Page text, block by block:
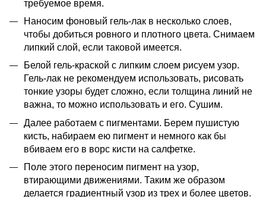
требуемое время.
Наносим фоновый гель-лак в несколько слоев,
чтобы добиться ровного и плотного цвета. Снимаем
липкий слой, если таковой имеется.
Белой гель-краской с липким слоем рисуем узор.
Гель-лак не рекомендуем использовать, рисовать
тонкие узоры будет сложно, если толщина линий не
важна, то можно использовать и его. Сушим.
Далее работаем с пигментами. Берем пушистую
кисть, набираем ею пигмент и немного как бы
вбиваем его в ворс кисти на салфетке.
Поле этого переносим пигмент на узор,
втирающими движениями. Таким же образом
делается градиентный узор из трех и более цветов.